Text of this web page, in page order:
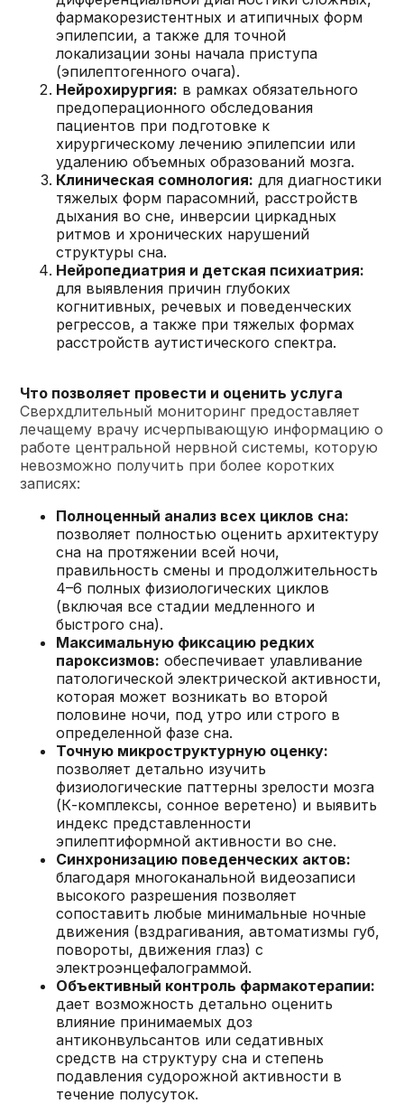
фармакорезистентных и атипичных форм
эпилепсии, а также для точной
локализации зоны начала приступа
(эпилептогенного очага).
Нейрохирургия: в рамках обязательного
предоперационного обследования
пациентов при подготовке к
хирургическому лечению эпилепсии или
удалению объемных образований мозга.
Клиническая сомнология: для диагностики
тяжелых форм парасомний, расстройств
дыхания во сне, инверсии циркадных
ритмов и хронических нарушений
структуры сна.
Нейропедиатрия и детская психиатрия:
для выявления причин глубоких
когнитивных, речевых и поведенческих
регрессов, а также при тяжелых формах
расстройств аутистического спектра.
Что позволяет провести и оценить услуга
Сверхдлительный мониторинг предоставляет
лечащему врачу исчерпывающую информацию о
работе центральной нервной системы, которую
невозможно получить при более коротких
записях:
Полноценный анализ всех циклов сна:
позволяет полностью оценить архитектуру
сна на протяжении всей ночи,
правильность смены и продолжительность
4–6 полных физиологических циклов
(включая все стадии медленного и
быстрого сна).
Максимальную фиксацию редких
пароксизмов: обеспечивает улавливание
патологической электрической активности,
которая может возникать во второй
половине ночи, под утро или строго в
определенной фазе сна.
Точную микроструктурную оценку:
позволяет детально изучить
физиологические паттерны зрелости мозга
(К-комплексы, сонное веретено) и выявить
индекс представленности
эпилептиформной активности во сне.
Синхронизацию поведенческих актов:
благодаря многоканальной видеозаписи
высокого разрешения позволяет
сопоставить любые минимальные ночные
движения (вздрагивания, автоматизмы губ,
повороты, движения глаз) с
электроэнцефалограммой.
Объективный контроль фармакотерапии:
дает возможность детально оценить
влияние принимаемых доз
антиконвульсантов или седативных
средств на структуру сна и степень
подавления судорожной активности в
течение полусуток.